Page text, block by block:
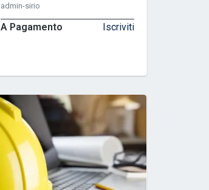
admin-sirio
A Pagamento Iscriviti